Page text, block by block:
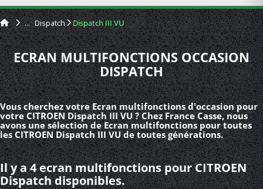
Dispatch Dispatch III VU
ECRAN MULTIFONCTIONS OCCASION
DISPATCH
Vous cherchez votre Ecran multifonctions d'occasion pour
votre CITROEN Dispatch III VU ? Chez France Casse, nous
avons une sélection de Ecran multifonctions pour toutes
les CITROEN Dispatch III VU de toutes générations.
Il y a 4 ecran multifonctions pour CITROEN
Dispatch disponibles.